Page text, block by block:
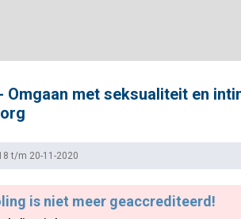
Omgaan met seksualiteit en
t/m 20-11-2020
is niet meer geaccrediteerd!